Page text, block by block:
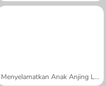
Menyelamatkan Anak Anjing Lucu